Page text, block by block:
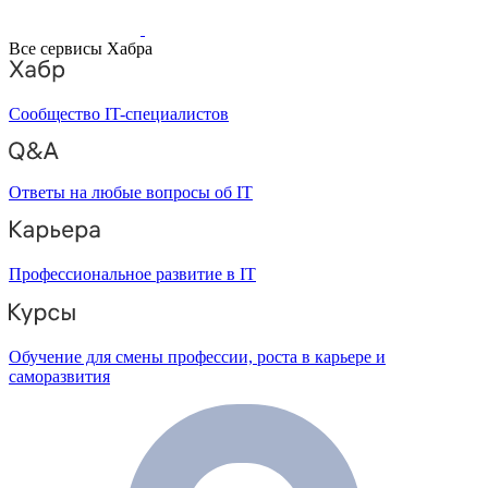
Все сервисы Хабра
Сообщество IT-специалистов
Ответы на любые вопросы об IT
Профессиональное развитие в IT
Обучение для смены профессии, роста в карьере и
саморазвития